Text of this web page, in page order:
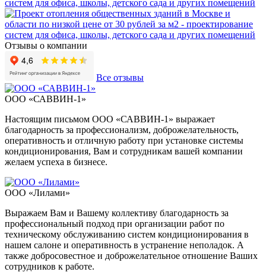
Отзывы о компании
Все отзывы
ООО «САВВИН-1»
Настоящим письмом ООО «САВВИН-1» выражает
благодарность за профессионализм, доброжелательность,
оперативность и отличную работу при установке системы
кондиционирования, Вам и сотрудникам вашей компании
желаем успеха в бизнесе.
ООО «Лилами»
Выражаем Вам и Вашему коллективу благодарность за
профессиональный подход при организации работ по
техническому обслуживанию систем кондиционирования в
нашем салоне и оперативность в устранение неполадок. А
также добросовестное и доброжелательное отношение Ваших
сотрудников к работе.